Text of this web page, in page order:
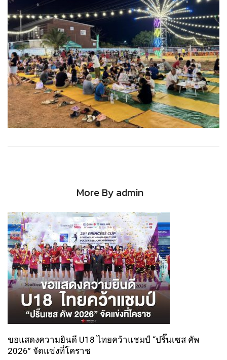
More By admin
ขอแสดงความยินดี U18 ไทยคว้าแชมป์ “ปริ๊นเซส คัพ
2026” จัดแข่งที่โคราช